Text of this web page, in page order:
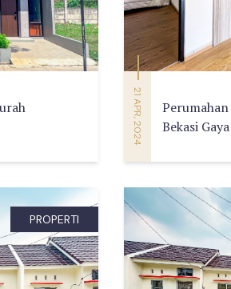
21 APR, 2024
Bekasi
PROPERTI